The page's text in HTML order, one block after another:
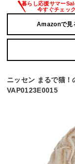
Amazonで見
ニッセン まるで猫
VAP0123E0015